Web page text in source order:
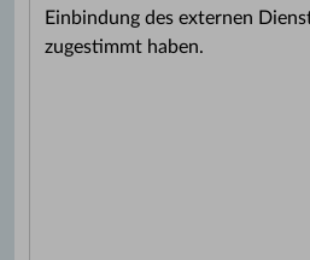
Einbindung des externen
zugestimmt haben.